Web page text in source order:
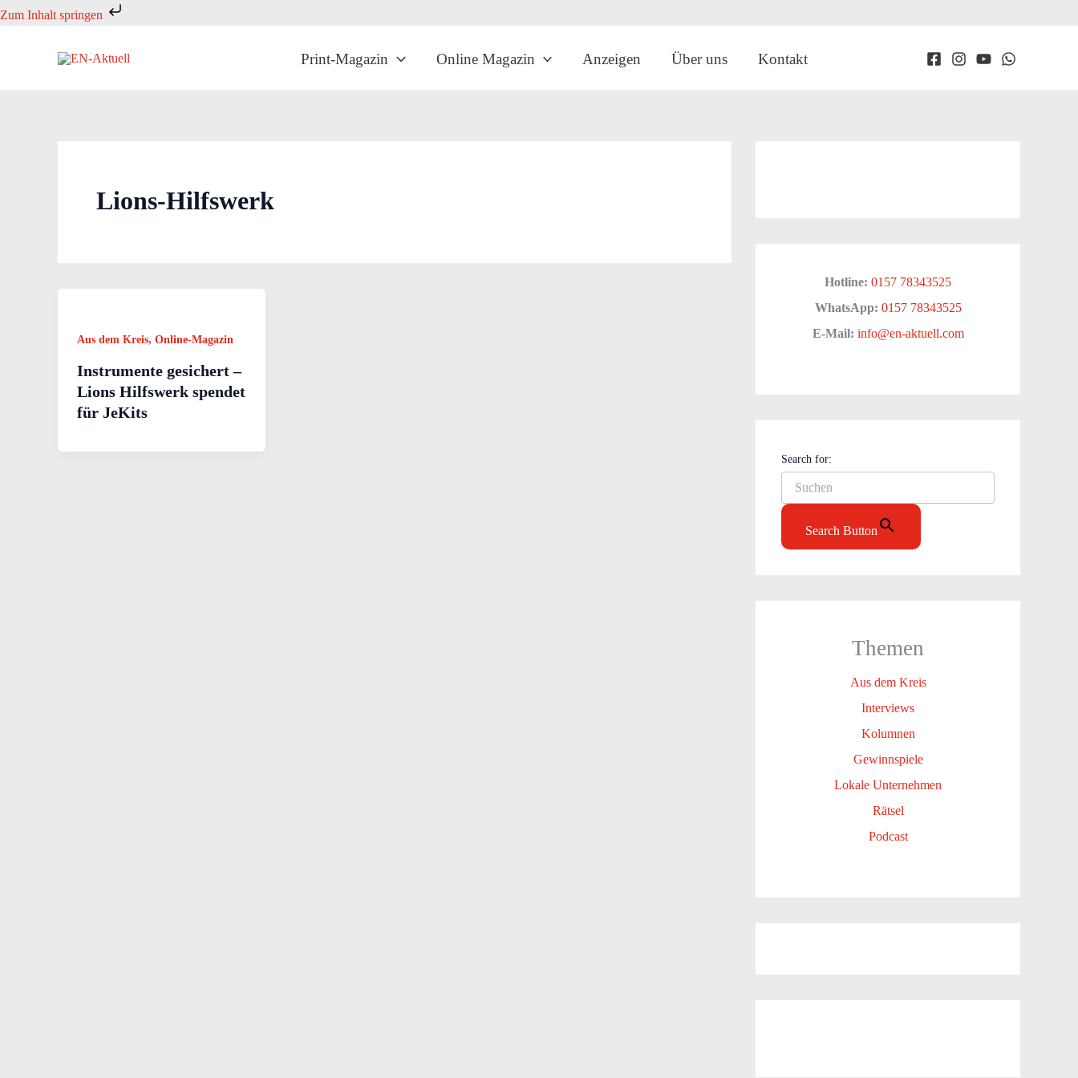
Zum Inhalt springen
Zum
Print-Magazin Online Magazin Anzeigen Über uns Kontakt
Lions-Hilfswerk
Aus dem Kreis, Online-Magazin
Instrumente gesichert –
Lions Hilfswerk spendet
für JeKits
Hotline: 0157 78343525
WhatsApp: 0157 78343525
E-Mail: info@en-aktuell.com
Search for:
Search Button
Themen
Aus dem Kreis
Interviews
Kolumnen
Gewinnspiele
Lokale Unternehmen
Rätsel
Podcast